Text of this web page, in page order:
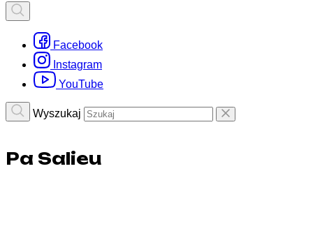
Facebook
Instagram
YouTube
Wyszukaj
Pa Salieu